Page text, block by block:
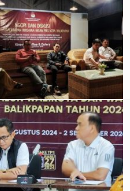
mengingatkan pentingnya
dan peran media untuk
dan ujaran kebencian
2024. (Foto:
(kiri) bersama Bagus Susetyo
pemeriksaan kesehatan di
Djatiwibowo pada 1 September
FokusEtam.Com)